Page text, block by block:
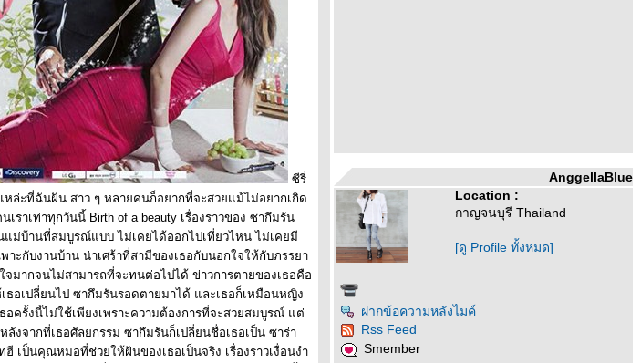
ซีรี่
ะที่ฉันฝัน สาว ๆ หลายคนก็อยากที่จะสวยแม้ไม่อยากเกิด
าเท่าทุกวันนี้ Birth of a beauty เรื่องราวของ ซากึมรัน
แม่บ้านที่สมบูรณ์แบบ ไม่เคยได้ออกไปเที่ยวไหน ไม่เคยมี
าะกับงานบ้าน น่าเศร้าที่สามีของเธอกับนอกใจให้กับภรรยา
มากจนไม่สามารถที่จะทนต่อไปได้ ข่าวการตายของเธอคือ
ธอเปลี่ยนไป ซากึมรันรอดตายมาได้ และเธอก็เหมือนหญิง
อครั้งนี้ไม่ใช้เพียงเพราะความต้องการที่จะสวยสมบูรณ์ แต่
งจากที่เธอศัลยกรรม ซากึมรันก็เปลี่ยนชื่อเธอเป็น ซาร่า
เป็นคุณหมอที่ช่วยให้ฝันของเธอเป็นจริง เรื่องราวเงื่อนงำ
AnggellaBlue
Location :
กาญจนบุรี Thailand
[ดู Profile ทั้งหมด]
ฝากข้อความหลังไมค์
Rss Feed
Smember